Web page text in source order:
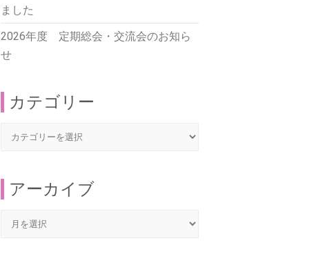
ました
2026年度 定期総会・交流会のお知ら
せ
カテゴリー
リアーカイブ